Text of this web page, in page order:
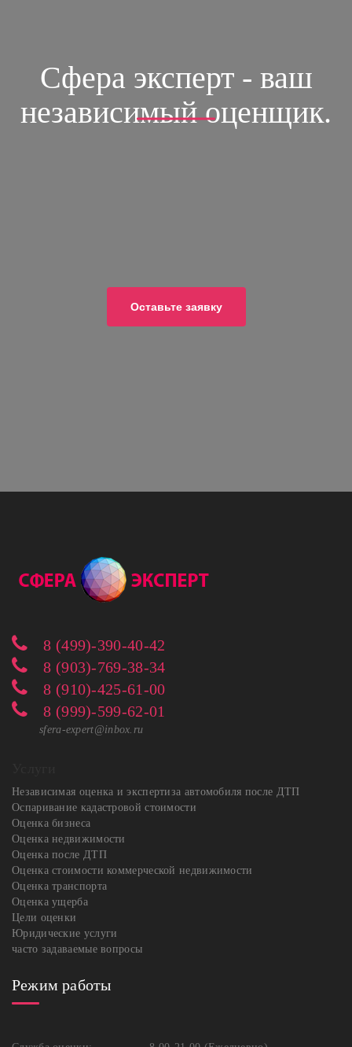
Сфера эксперт - ваш
независимый оценщик.
Оставьте заявку
8 (499)-390-40-42
8 (903)-769-38-34
8 (910)-425-61-00
8 (999)-599-62-01
sfera-expert@inbox.ru
Независимая оценка и экспертиза автомобиля после ДТП
Оспаривание кадастровой стоимости
Оценка бизнеса
Оценка недвижимости
Оценка после ДТП
Оценка стоимости коммерческой недвижимости
Оценка транспорта
Оценка ущерба
Цели оценки
Юридические услуги
часто задаваемые вопросы
Режим работы